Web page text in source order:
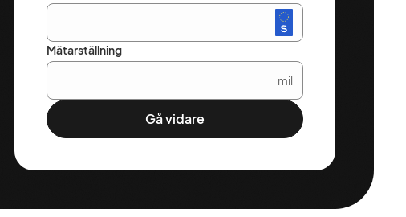
Mätarställning
mil
Gå vidare